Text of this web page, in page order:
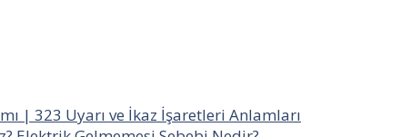
| 323 Uyarı ve İkaz İşaretleri Anlamları